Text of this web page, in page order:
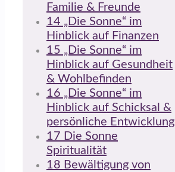
Familie & Freunde
14 „Die Sonne“ im
Hinblick auf Finanzen
15 „Die Sonne“ im
Hinblick auf Gesundheit
& Wohlbefinden
16 „Die Sonne“ im
Hinblick auf Schicksal &
persönliche Entwicklung
17 Die Sonne
Spiritualität
18 Bewältigung von